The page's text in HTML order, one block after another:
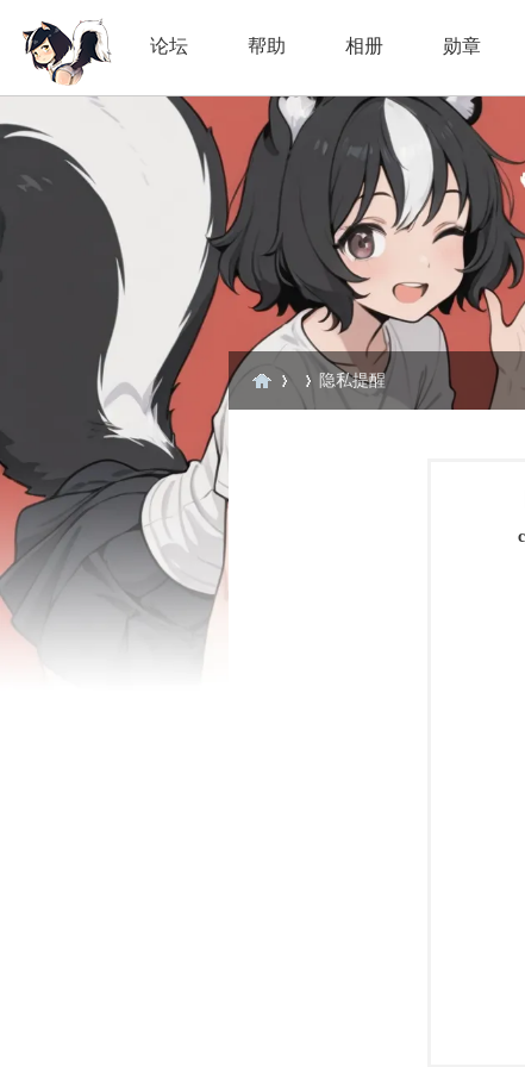
论坛 帮助 相册 勋章
隐私提醒